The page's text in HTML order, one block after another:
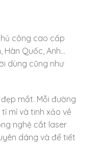
công cao cấp
Hàn Quốc, Anh…
dùng cũng như
mắt. Mỗi đường
mỉ và tinh xảo về
nghệ cắt laser
dáng và để tiết